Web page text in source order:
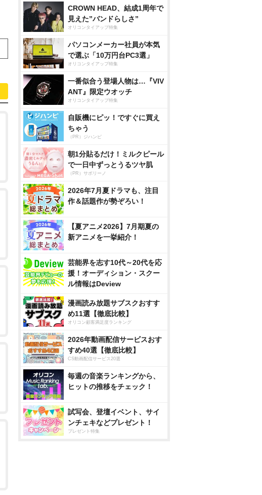
CROWN HEAD、結成1周年で
見えた”バンドらしさ”
オリコンタイアップ特集
パソコンメーカー社員が本気
で選ぶ「10万円台PC3選」
オリコンタイアップ特集
一番似合う登場人物は…『VIV
ANT』限定ウオッチ
オリコンタイアップ特集
自販機にピッ！ですぐに買え
ちゃう
（PR）ジハンピ
朝1分貼るだけ！ミルクピール
で一日中ずっとうるツヤ肌
（PR）サボリーノ
2026年7月夏ドラマも、注目
作＆話題作が勢ぞろい！
【夏アニメ2026】7月期夏の
新アニメを一挙紹介！
芸能界を志す10代～20代を応
援！オーディション・スクー
ル情報はDeview
漫画読み放題サブスクおすす
め11選【徹底比較】
オリコン顧客満足度ランキング
2026年動画配信サービスおす
すめ40選【徹底比較】
CS動画配信サービス20選
毎週の音楽ランキングから、
ヒットの推移をチェック！
試写会、登壇イベント、サイ
ンチェキなどプレゼント！
プレゼント特集